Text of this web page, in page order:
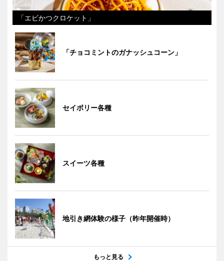
「エビかつクロケット」
「チョコミントのガナッシュコーン」
セイボリー各種
スイーツ各種
地引き網体験の様子（昨年開催時）
もっと見る